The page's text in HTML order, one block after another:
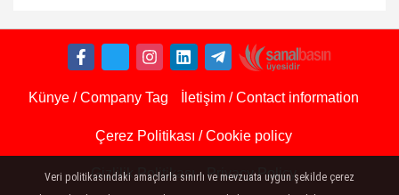
Künye / Company Tag İletişim / Contact information
Çerez Politikası / Cookie policy
Gizlilik Politikası - Privacy Policy
Veri politikasındaki amaçlarla sınırlı ve mevzuata uygun şekilde çerez